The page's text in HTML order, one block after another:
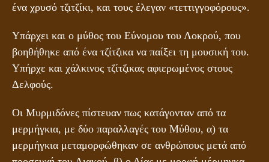
ένα χρυσό τζιτζίκι, και τους έλεγαν «τεττιγγοφόρους».
Υπάρχει και ο μύθος του Εύνομου του Λοκρού, που
βοηθήθηκε από ένα τζίτζικα να παίξει τη μουσική του.
Υπήρχε και χάλκινος τζίτζικας αφιερωμένος στους
Δελφούς.
Οι Μυρμιδόνες πίστευαν πως κατάγονταν από τα
μερμήγκια, με δύο παραλλαγές του Μύθου, α) τα
μερμήγκια μεταμορφώθηκαν σε ανθρώπους μετά από